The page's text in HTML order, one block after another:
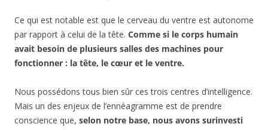
Ce qui est notable est que le cerveau du ventre est autonome
par rapport à celui de la tête. Comme si le corps humain
avait besoin de plusieurs salles des machines pour
fonctionner : la tête, le cœur et le ventre.
Nous possédons tous bien sûr ces trois centres d’intelligence.
Mais un des enjeux de l’ennéagramme est de prendre
conscience que, selon notre base, nous avons surinvesti